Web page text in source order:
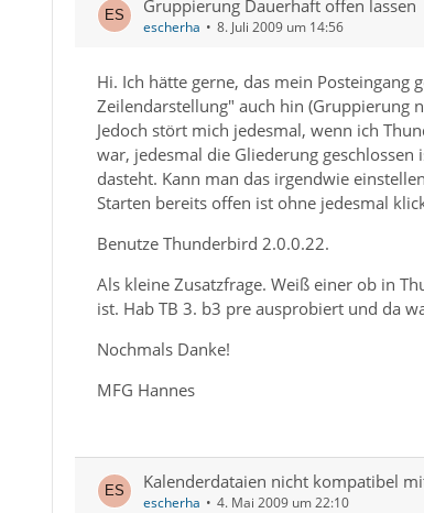
Gruppierung Dauerhaft offen lassen
escherha 8. Juli 2009 um 14:56
Hi. Ich hätte gerne, das mein
Zeilendarstellung" auch hin (Gruppierung
Jedoch stört mich jedesmal, wenn ich
war, jedesmal die Gliederung
dasteht. Kann man das irgendwie
Starten bereits offen ist ohne jedesmal
Benutze Thunderbird 2.0.0.22.
Als kleine Zusatzfrage. Weiß einer ob in
ist. Hab TB 3. b3 pre ausprobiert und da
Nochmals Danke!
MFG Hannes
Kalenderdataien nicht kompatibel
escherha 4. Mai 2009 um 22:10